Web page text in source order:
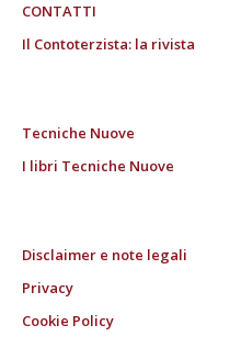
CONTATTI
Il Contoterzista: la rivista
Tecniche Nuove
I libri Tecniche Nuove
Disclaimer e note legali
Privacy
Cookie Policy